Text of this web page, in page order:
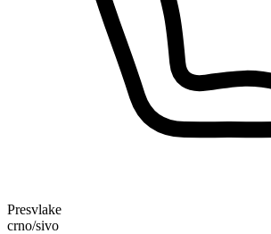
Presvlake
crno/sivo